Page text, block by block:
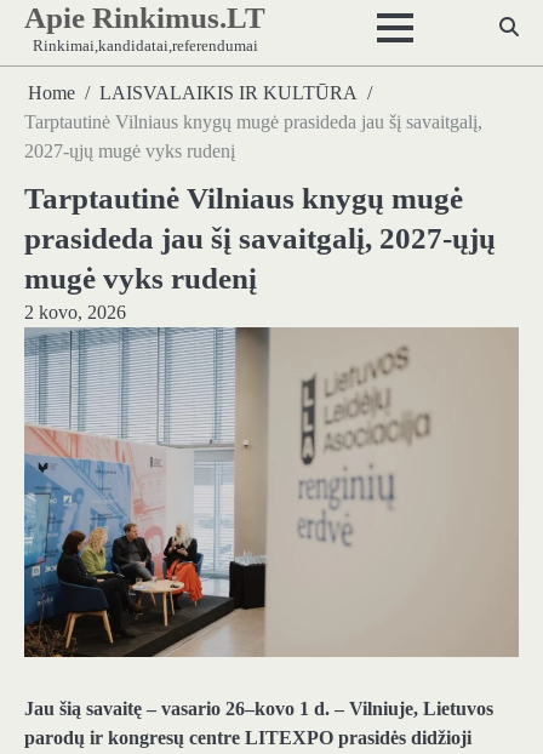
Skip
content
Apie Rinkimus.LT
Rinkimai,kandidatai,referendumai
Home
LAISVALAIKIS IR KULTŪRA
Tarptautinė Vilniaus knygų mugė prasideda jau šį savaitgalį,
2027-ųjų mugė vyks rudenį
Tarptautinė Vilniaus knygų mugė
prasideda jau šį savaitgalį, 2027-ųjų
mugė vyks rudenį
2 kovo, 2026
Jau šią savaitę – vasario 26–kovo 1 d. – Vilniuje, Lietuvos
parodų ir kongresų centre LITEXPO prasidės didžioji